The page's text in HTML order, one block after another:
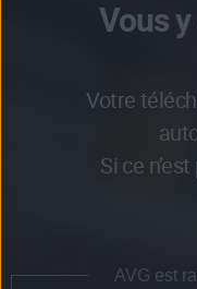
Vous
Votre
Si ce
AVG est